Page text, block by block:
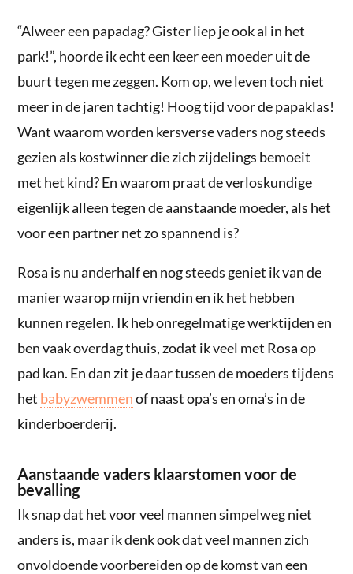
“Alweer een papadag? Gister liep je ook al in het
park!”, hoorde ik echt een keer een moeder uit de
buurt tegen me zeggen. Kom op, we leven toch niet
meer in de jaren tachtig! Hoog tijd voor de papaklas!
Want waarom worden kersverse vaders nog steeds
gezien als kostwinner die zich zijdelings bemoeit
met het kind? En waarom praat de verloskundige
eigenlijk alleen tegen de aanstaande moeder, als het
voor een partner net zo spannend is?
Rosa is nu anderhalf en nog steeds geniet ik van de
manier waarop mijn vriendin en ik het hebben
kunnen regelen. Ik heb onregelmatige werktijden en
ben vaak overdag thuis, zodat ik veel met Rosa op
pad kan. En dan zit je daar tussen de moeders tijdens
het babyzwemmenof naast opa’s en oma’s in de
kinderboerderij.
Aanstaande vaders klaarstomen voor de
bevalling
Ik snap dat het voor veel mannen simpelweg niet
anders is, maar ik denk ook dat veel mannen zich
onvoldoende voorbereiden op de komst van een